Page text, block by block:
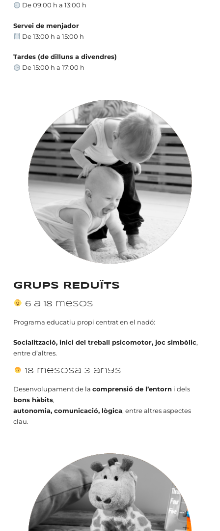
De 09:00 h a 13:00 h
Servei de menjador
De 13:00 h a 15:00 h
Tardes (de dilluns a divendres)
De 15:00 h a 17:00 h
GRUPS REDUÏTS
6 a 18 mesos
Programa educatiu propi centrat en el nadó:
Socialització, inici del treball psicomotor, joc simbòlic,
entre d’altres.
18 mesosa 3 anys
Desenvolupament de la comprensió de l’entorn i dels
bons hàbits,
autonomia, comunicació, lògica, entre altres aspectes
clau.